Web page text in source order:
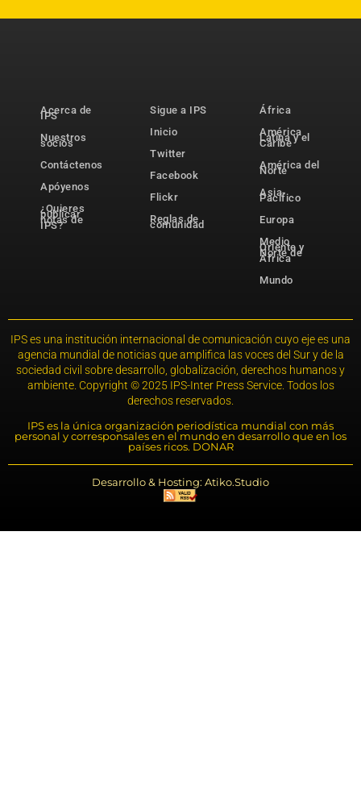
Acerca de
IPS
Nuestros
socios
Contáctenos
Apóyenos
¿Quieres
publicar
notas de
IPS?
Sigue a IPS
Inicio
Twitter
Facebook
Flickr
Reglas de
comunidad
África
América
Latina y el
Caribe
América del
Norte
Asia-
Pacífico
Europa
Medio
Oriente y
Norte de
África
Mundo
IPS es una institución internacional de comunicación cuyo eje es una
agencia mundial de noticias que amplifica las voces del Sur y de la
sociedad civil sobre desarrollo, globalización, derechos humanos y
ambiente. Copyright © 2025 IPS-Inter Press Service. Todos los
derechos reservados.
IPS es la única organización periodística mundial con más
personal y corresponsales en el mundo en desarrollo que en los
países ricos. DONAR
Desarrollo & Hosting: Atiko.Studio